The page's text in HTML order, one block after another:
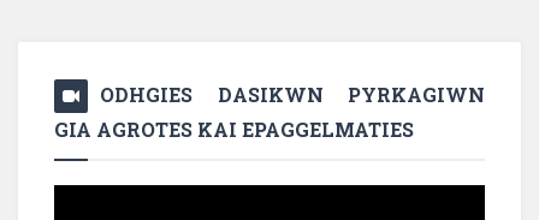
ODHGIES DASIKWN PYRKAGIWN
GIA AGROTES KAI EPAGGELMATIES